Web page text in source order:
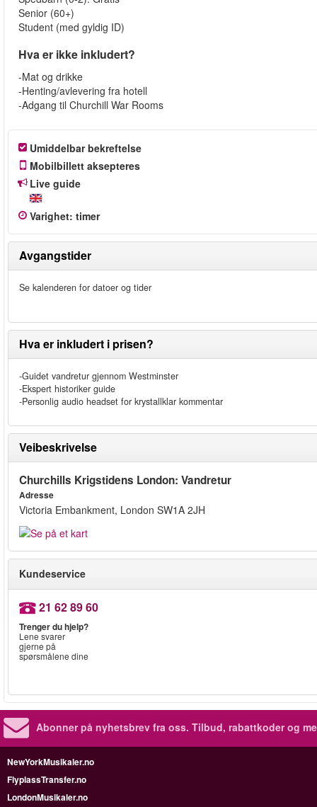
Senior (60+)
Student (med gyldig ID)
Hva er ikke inkludert?
-Mat og drikke
-Henting/avlevering fra hotell
-Adgang til Churchill War Rooms
Umiddelbar bekreftelse
Mobilbillett aksepteres
Live guide
Varighet: timer
Avgangstider
Se kalenderen for datoer og tider
Hva er inkludert i prisen?
-Guidet vandretur gjennom Westminster
-Ekspert historiker guide
-Personlig audio headset for krystallklar kommentar
Veibeskrivelse
Churchills Krigstidens London: Vandretur
Adresse
Victoria Embankment, London SW1A 2JH
Kundeservice
21 62 89 60
Trenger du hjelp?
Lene svarer
gjerne på
spørsmålene dine
Abonner på nyhetsbrev fra oss. Tilbud, rabattkoder og
NewYorkMusikaler.no
FlyplassTransfer.no
LondonMusikaler.no